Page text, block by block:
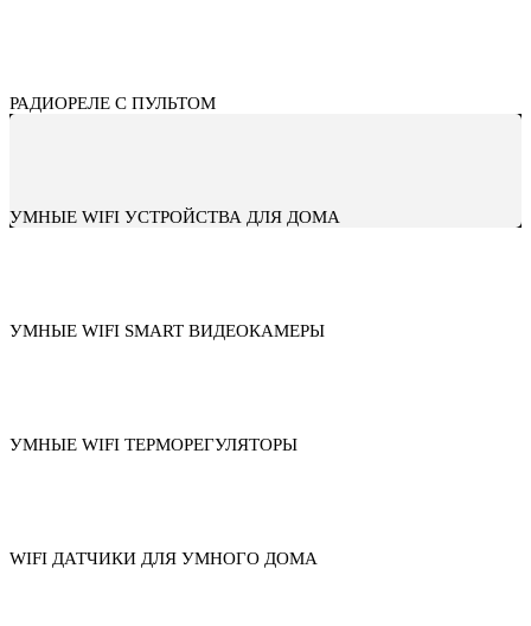
РАДИОРЕЛЕ С ПУЛЬТОМ
УМНЫЕ WIFI УСТРОЙСТВА ДЛЯ ДОМА
УМНЫЕ WIFI SMART ВИДЕОКАМЕРЫ
УМНЫЕ WIFI ТЕРМОРЕГУЛЯТОРЫ
WIFI ДАТЧИКИ ДЛЯ УМНОГО ДОМА